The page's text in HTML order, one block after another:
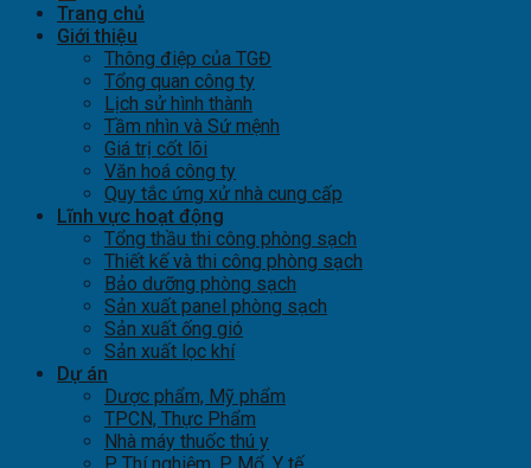
Trang chủ
Giới thiệu
Thông điệp của TGĐ
Tổng quan công ty
Lịch sử hình thành
Tầm nhìn và Sứ mệnh
Giá trị cốt lõi
Văn hoá công ty
Quy tắc ứng xử nhà cung cấp
Lĩnh vực hoạt động
Tổng thầu thi công phòng sạch
Thiết kế và thi công phòng sạch
Bảo dưỡng phòng sạch
Sản xuất panel phòng sạch
Sản xuất ống gió
Sản xuất lọc khí
Dự án
Dược phẩm, Mỹ phẩm
TPCN, Thực Phẩm
Nhà máy thuốc thú y
P. Thí nghiệm, P. Mổ, Y tế